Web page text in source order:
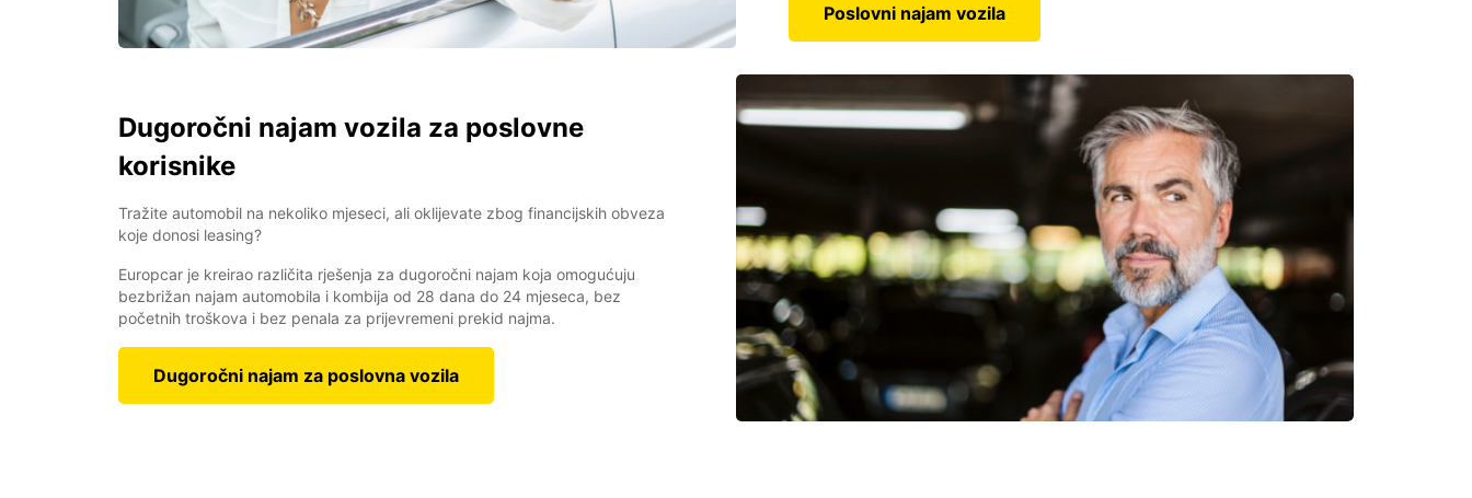
Poslovni najam vozila
Dugoročni najam vozila za poslovne
korisnike
Tražite automobil na nekoliko mjeseci, ali oklijevate zbog financijskih obveza
koje donosi leasing?
Europcar je kreirao različita rješenja za dugoročni najam koja omogućuju
bezbrižan najam automobila i kombija od 28 dana do 24 mjeseca, bez
početnih troškova i bez penala za prijevremeni prekid najma.
Dugoročni najam za poslovna vozila